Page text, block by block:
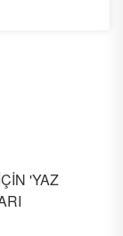
'YAZ